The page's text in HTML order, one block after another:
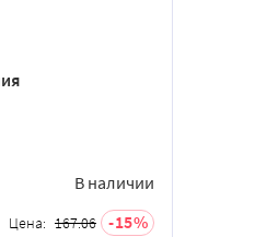
В наличии
Цена: 167.06 15